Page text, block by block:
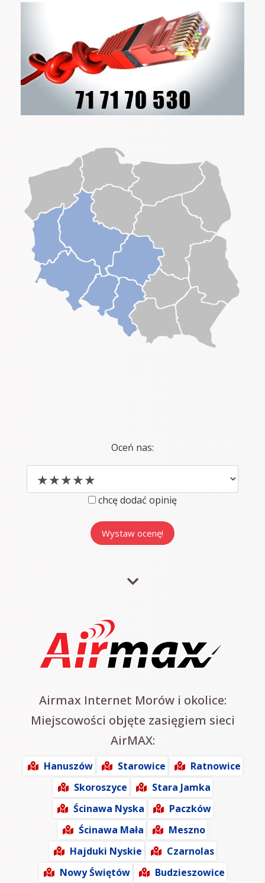
Oceń nas:
chcę dodać opinię
Airmax Internet Morów i okolice:
Miejscowości objęte zasięgiem sieci
AirMAX:
Hanuszów Starowice
Ratnowice
Skoroszyce
Stara Jamka
Ścinawa Nyska
Paczków
Ścinawa Mała
Meszno
Hajduki Nyskie
Czarnolas
Nowy Świętów
Budzieszowice